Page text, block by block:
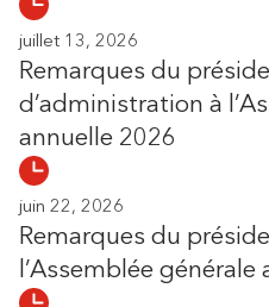
juillet 13, 2026
Remarques du
d’administration à
annuelle 2026
juin 22, 2026
Remarques du
l’Assemblée générale